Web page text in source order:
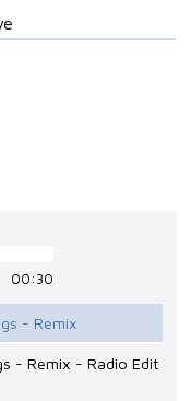
00:30
- Remix
- Remix - Radio Edit